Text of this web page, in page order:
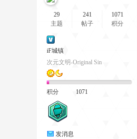
29
主题
241
帖子
1071
积分
iF城镇
次元文明-Original Sin
积分 1071
发消息